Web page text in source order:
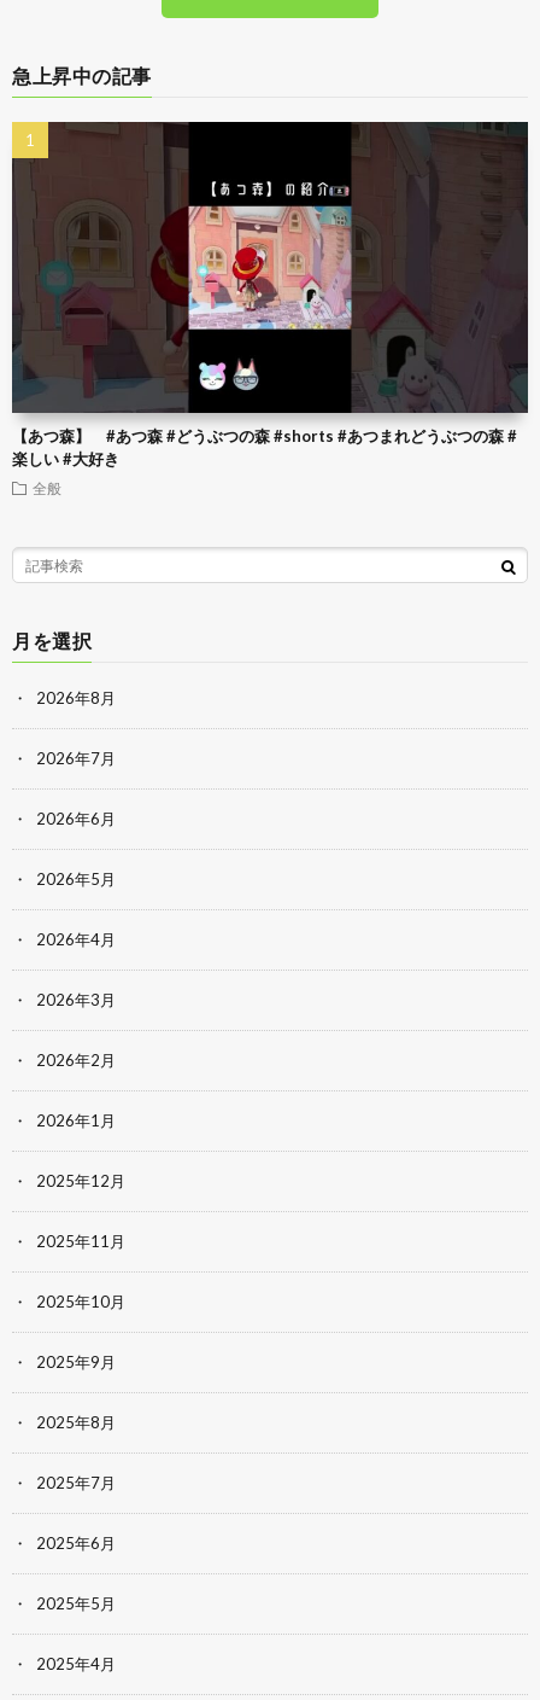
急上昇中の記事
【あつ森】 #あつ森 #どうぶつの森 #shorts #あつまれどうぶつの森 #
楽しい #大好き
全般
月を選択
2026年8月
2026年7月
2026年6月
2026年5月
2026年4月
2026年3月
2026年2月
2026年1月
2025年12月
2025年11月
2025年10月
2025年9月
2025年8月
2025年7月
2025年6月
2025年5月
2025年4月